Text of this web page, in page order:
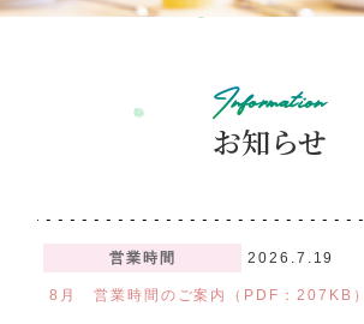
Information
お知らせ
営業時間 2026.7.19
8月 営業時間のご案内（PDF：207KB）